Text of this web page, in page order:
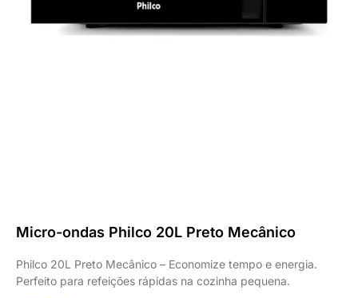
Micro-ondas Philco 20L Preto Mecânico
Philco 20L Preto Mecânico – Economize tempo e energia.
Perfeito para refeições rápidas na cozinha pequena.